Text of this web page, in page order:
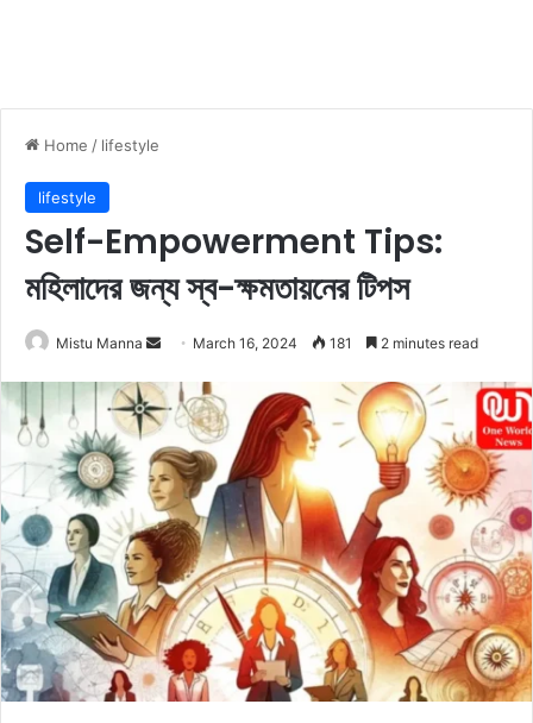
Home / lifestyle
lifestyle
Self-Empowerment Tips:
মহিলাদের জন্য স্ব-ক্ষমতায়নের টিপস
Mistu Manna
n
d
a
n
e
m
a
i
l
March 16, 2024 181 2 minutes read